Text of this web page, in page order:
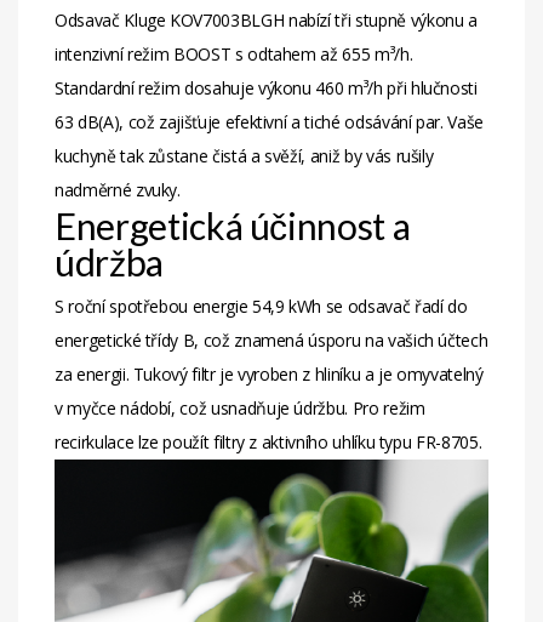
Odsavač Kluge KOV7003BLGH nabízí tři stupně výkonu a
intenzivní režim BOOST s odtahem až 655 m³/h.
Standardní režim dosahuje výkonu 460 m³/h při hlučnosti
63 dB(A), což zajišťuje efektivní a tiché odsávání par. Vaše
kuchyně tak zůstane čistá a svěží, aniž by vás rušily
nadměrné zvuky.
Energetická účinnost a
údržba
S roční spotřebou energie 54,9 kWh se odsavač řadí do
energetické třídy B, což znamená úsporu na vašich účtech
za energii. Tukový filtr je vyroben z hliníku a je omyvatelný
v myčce nádobí, což usnadňuje údržbu. Pro režim
recirkulace lze použít filtry z aktivního uhlíku typu FR-8705.